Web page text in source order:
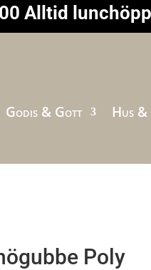
Alltid
Godis & Gott Hus &
Poly